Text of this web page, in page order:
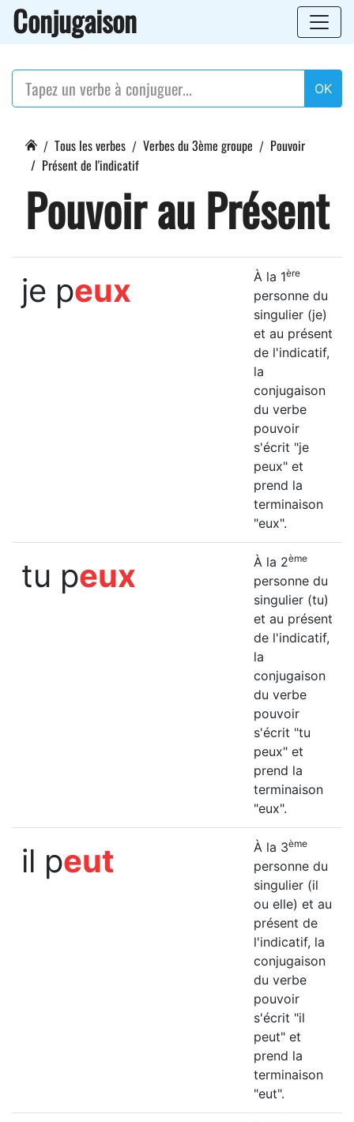
Conjugaison
OK
Tous les verbes Verbes du 3ème groupe
Pouvoir
Présent de l'indicatif
Pouvoir au Présent
je peux À la 1ère
personne du
singulier (je)
et au présent
de l'indicatif,
la
conjugaison
du verbe
pouvoir
s'écrit "je
peux" et
prend la
terminaison
"eux".
tu peux À la 2ème
personne du
singulier (tu)
et au présent
de l'indicatif,
la
conjugaison
du verbe
pouvoir
s'écrit "tu
peux" et
prend la
terminaison
"eux".
il peut À la 3ème
personne du
singulier (il
ou elle) et au
présent de
l'indicatif, la
conjugaison
du verbe
pouvoir
s'écrit "il
peut" et
prend la
terminaison
"eut".